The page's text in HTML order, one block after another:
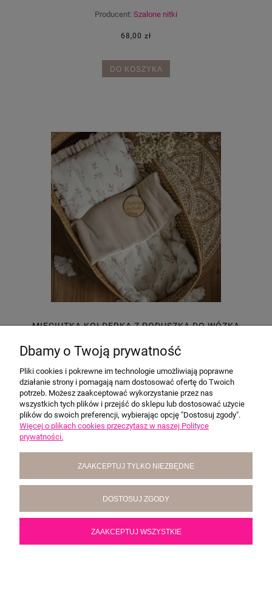
Producent: Szalone nitki
68,00 zł
DO KOSZYKA
MIĘCIUTKA KOŁDERKA Z PODUSZKĄ DO WÓZKA
FILIGRANOWE GAŁĄZKI
Producent:
105,00 zł
DO KOSZYKA
Dbamy o Twoją prywatność
Pliki cookies i pokrewne im technologie umożliwiają poprawne
działanie strony i pomagają nam dostosować ofertę do Twoich
potrzeb. Możesz zaakceptować wykorzystanie przez nas
wszystkich tych plików i przejść do sklepu lub dostosować użycie
plików do swoich preferencji, wybierając opcję "Dostosuj zgody".
Więcej o plikach cookies przeczytasz w naszej Polityce
prywatności.
ZAAKCEPTUJ TYLKO NIEZBĘDNE
DOSTOSUJ ZGODY
ZAAKCEPTUJ WSZYSTKIE